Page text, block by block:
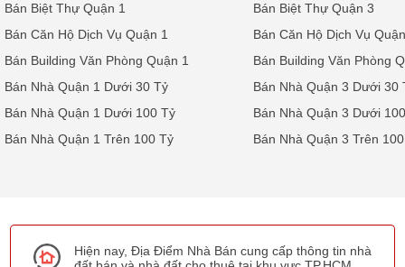
Bán Biệt Thự Quận 1
Bán Biệt Thự Quận 3
Bán Căn Hộ Dịch Vụ Quận 1
Bán Căn Hộ Dịch Vụ
Bán Building Văn Phòng Quận 1
Bán Building Văn Phòng
Bán Nhà Quận 1 Dưới 30 Tỷ
Bán Nhà Quận 3 Dưới 30
Bán Nhà Quận 1 Dưới 100 Tỷ
Bán Nhà Quận 3 Dưới
Bán Nhà Quận 1 Trên 100 Tỷ
Bán Nhà Quận 3 Trên
Hiện nay, Địa Điểm Nhà Bán cung cấp thông tin nhà